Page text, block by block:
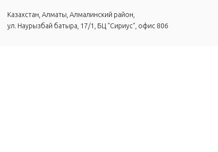
Казахстан, Алматы, Алмалинский район,
ул. Наурызбай батыра, 17/1, БЦ "Сириус", офис 806